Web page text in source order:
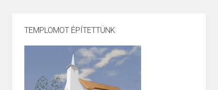
TEMPLOMOT ÉPÍTETTÜNK